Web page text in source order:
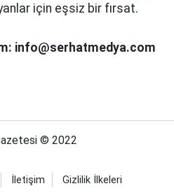
için eşsiz bir fırsat.
info@serhatmedya.com
© 2022
İletişim Gizlilik İlkeleri